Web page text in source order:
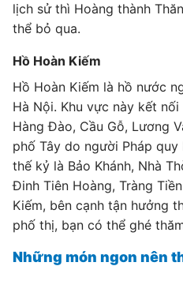
lịch sử thì Hoàng thành
thể bỏ qua.
Hồ Hoàn Kiếm
Hồ Hoàn Kiếm là hồ nước
Hà Nội. Khu vực này kết
Hàng Đào, Cầu Gỗ, Lương
phố Tây do người Pháp
thế kỷ là Bảo Khánh, Nhà
Đinh Tiên Hoàng, Tràng
Kiếm, bên cạnh tận hưởng
phố thị, bạn có thể ghé
Những món ngon nên